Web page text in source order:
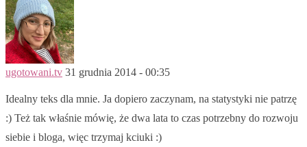
ugotowani.tv 31 grudnia 2014 - 00:35
Idealny teks dla mnie. Ja dopiero zaczynam, na statystyki nie patrzę
:) Też tak właśnie mówię, że dwa lata to czas potrzebny do rozwoju
siebie i bloga, więc trzymaj kciuki :)